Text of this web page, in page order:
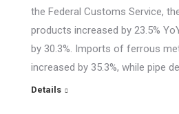
the Federal Customs Service,
products increased by 23.5%
by 30.3%. Imports of ferrous
increased by 35.3%, while pipe
Details